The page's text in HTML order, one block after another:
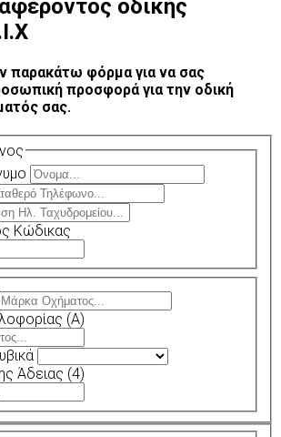
οδικής
παρακάτω φόρμα για να σας
προσφορά για την οδική
σας.
Κώδικας
(A)
Άδειας (4)